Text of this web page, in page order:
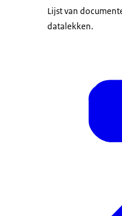
Lijst van
datalekken.